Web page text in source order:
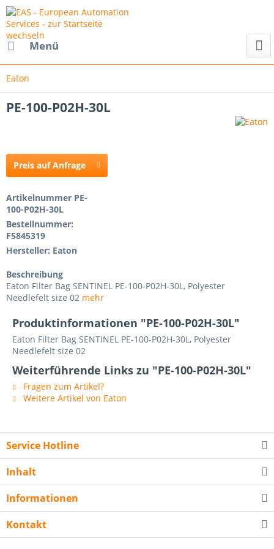
Menü
Eaton
PE-100-P02H-30L
Preis auf Anfrage
Artikelnummer PE-
100-P02H-30L
Bestellnummer:
F5845319
Hersteller: Eaton
Beschreibung
Eaton Filter Bag SENTINEL PE-100-P02H-30L, Polyester
Needlefelt size 02 mehr
Produktinformationen "PE-100-P02H-30L"
Eaton Filter Bag SENTINEL PE-100-P02H-30L, Polyester
Needlefelt size 02
Weiterführende Links zu "PE-100-P02H-30L"
Fragen zum Artikel?
Weitere Artikel von Eaton
Service Hotline
Inhalt
Informationen
Kontakt